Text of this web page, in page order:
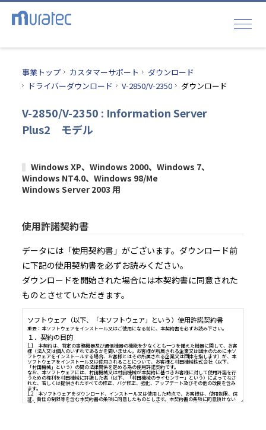
事業トップ カスタマーサポート
ダウンロード
ドライバーダウンロード
V-2850/V-2350 ダウンロード
V-2850/V-2350 : Information Server
Plus2 モデル
Windows XP、Windows 2000、Windows 7、
Windows NT4.0、Windows 98/Me
Windows Server 2003 用
使用許諾契約書
データには「使用契約書」がございます。ダウンロード前
に下記の使用契約書を必ずお読みください。
ダウンロードを開始された場合には本契約書に同意された
ものとさせていただきます。
ソフトウェア（以下、「本ソフトウェア」という）使用許諾契